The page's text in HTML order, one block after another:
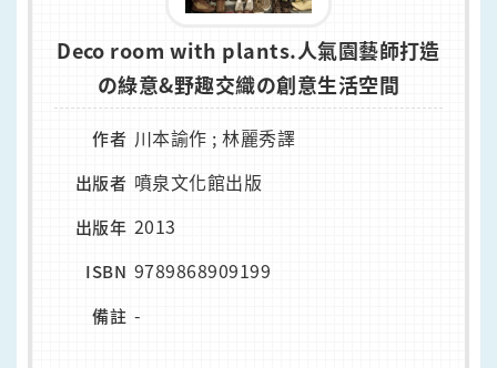
Deco room with plants.人氣園藝師打造
の綠意&野趣交織の創意生活空間
作者 川本諭作 ; 林麗秀譯
出版者 噴泉文化館出版
出版年 2013
ISBN 9789868909199
備註 -